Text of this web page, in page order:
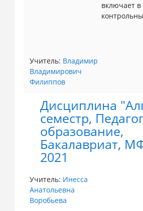
включает
Учитель: Владимир
Владимирович
Филиппов
Дисциплина
семестр,
образование,
Бакалавриат,
2021
Учитель: Инесса
Анатольевна
Воробьева